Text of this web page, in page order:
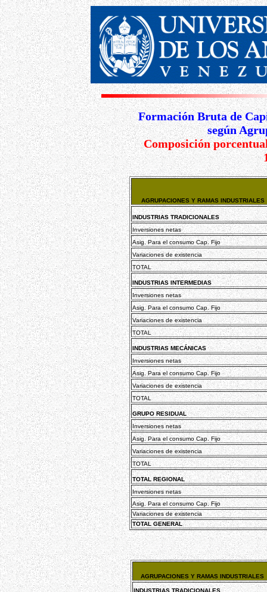
Formación Bruta de
según
Composición
AGRUPACIONES Y RAMAS INDUSTRIALES
INDUSTRIAS TRADICIONALES
Inversiones netas
Asig. Para el consumo Cap. Fijo
Variaciones de existencia
TOTAL
INDUSTRIAS INTERMEDIAS
Inversiones netas
Asig. Para el consumo Cap. Fijo
Variaciones de existencia
TOTAL
INDUSTRIAS MECÁNICAS
Inversiones netas
Asig. Para el consumo Cap. Fijo
Variaciones de existencia
TOTAL
GRUPO RESIDUAL
Inversiones netas
Asig. Para el consumo Cap. Fijo
Variaciones de existencia
TOTAL
TOTAL REGIONAL
Inversiones netas
Asig. Para el consumo Cap. Fijo
Variaciones de existencia
TOTAL GENERAL
AGRUPACIONES Y RAMAS INDUSTRIALES
INDUSTRIAS TRADICIONALES